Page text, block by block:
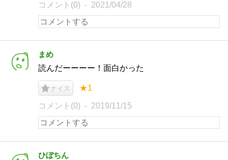
コメント(0) 2021/04/28
まめ
読んだーーーー！面白かった
ナイス ★1
コメント(0) 2019/11/15
ひぼちん